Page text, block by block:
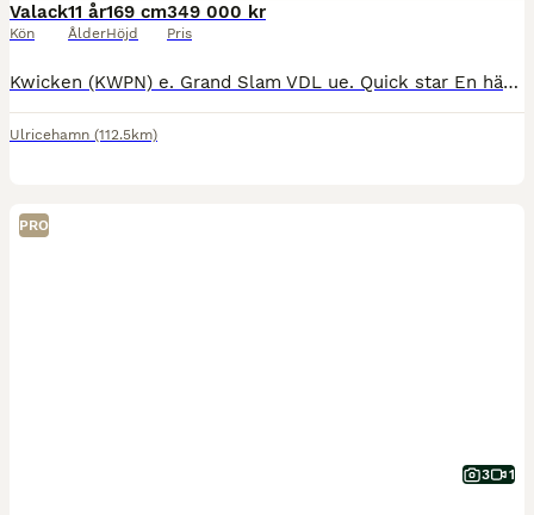
Valack
Kön
11 år
Ålder
169 cm
Höjd
349 000 kr
Pris
Kwicken (KWPN) e. Grand Slam VDL ue. Quick star En häst med mycket kapacitet som både är försiktig och modig. Hoppar alla hindertyper. Kan alla skolor i dressyren. Sent tagen som tävlingshäst då fö
Ulricehamn (112.5km)
PRO
3 1